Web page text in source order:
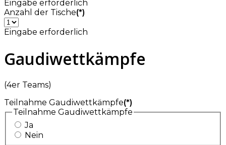
Eingabe erforderlich
Anzahl der Tische(*)
Eingabe erforderlich
Gaudiwettkämpfe
(4er Teams)
Teilnahme Gaudiwettkämpfe(*)
Teilnahme Gaudiwettkämpfe
Ja
Nein